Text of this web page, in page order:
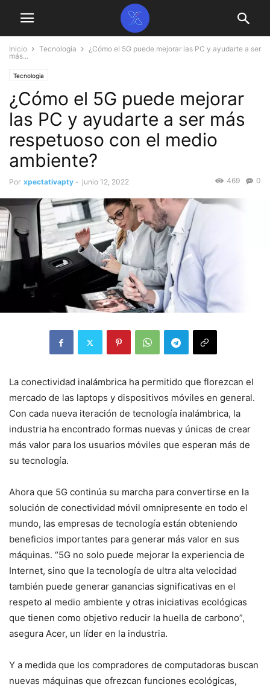
Inicio Tecnologia
¿Cómo el 5G puede mejorar las PC y ayudarte a ser
más...
Tecnologia
¿Cómo el 5G puede mejorar
las PC y ayudarte a ser más
respetuoso con el medio
ambiente?
Por xpectativapty - junio 12, 2022 0
469
La conectividad inalámbrica ha permitido que florezcan el
mercado de las laptops y dispositivos móviles en general.
Con cada nueva iteración de tecnología inalámbrica, la
industria ha encontrado formas nuevas y únicas de crear
más valor para los usuarios móviles que esperan más de
su tecnología.
Ahora que 5G continúa su marcha para convertirse en la
solución de conectividad móvil omnipresente en todo el
mundo, las empresas de tecnología están obteniendo
beneficios importantes para generar más valor en sus
máquinas. “5G no solo puede mejorar la experiencia de
Internet, sino que la tecnología de ultra alta velocidad
también puede generar ganancias significativas en el
respeto al medio ambiente y otras iniciativas ecológicas
que tienen como objetivo reducir la huella de carbono”,
asegura Acer, un líder en la industria.
Y a medida que los compradores de computadoras buscan
nuevas máquinas que ofrezcan funciones ecológicas,